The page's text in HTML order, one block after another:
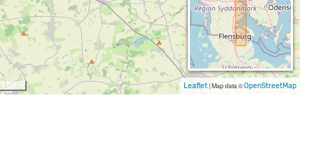
Leaflet|Map data ©OpenStreetMap